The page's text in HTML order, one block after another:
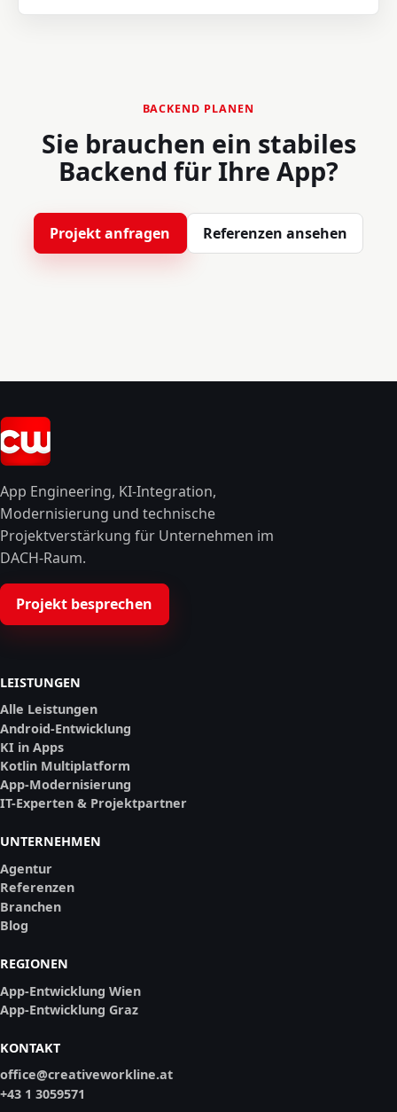
BACKEND PLANEN
Sie brauchen ein stabiles
Backend für Ihre App?
Projekt anfragen Referenzen ansehen
App Engineering, KI-Integration,
Modernisierung und technische
Projektverstärkung für Unternehmen im
DACH-Raum.
Projekt besprechen
LEISTUNGEN
Alle Leistungen
Android-Entwicklung
KI in Apps
Kotlin Multiplatform
App-Modernisierung
IT-Experten & Projektpartner
UNTERNEHMEN
Agentur
Referenzen
Branchen
Blog
REGIONEN
App-Entwicklung Wien
App-Entwicklung Graz
KONTAKT
office@creativeworkline.at
+43 1 3059571